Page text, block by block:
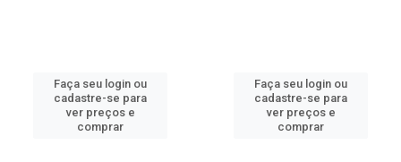
Faça seu login ou
cadastre-se para
ver preços e
comprar
Faça seu login ou
cadastre-se para
ver preços e
comprar